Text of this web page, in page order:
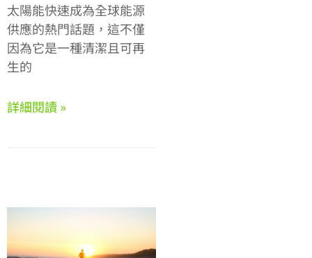
太陽能快速成為全球能源
供應的熱門話題，這不僅
因為它是一種清潔且可再
生的
詳細閱讀 »